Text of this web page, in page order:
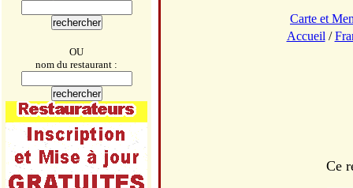
OU
nom du restaurant :
Carte et
Accueil /
Ce